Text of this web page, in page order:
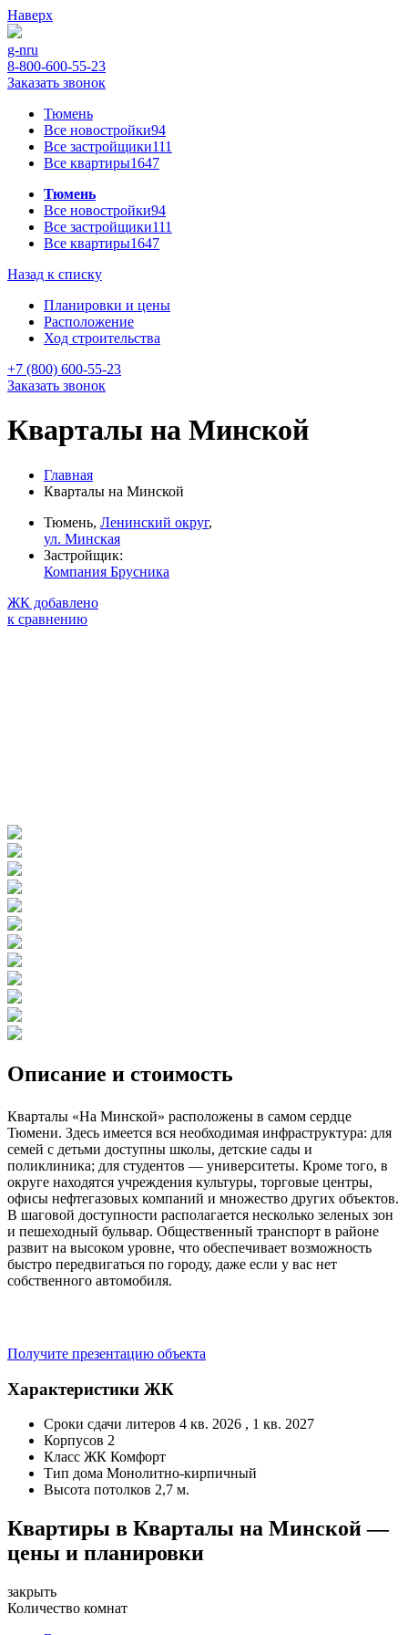
Наверх
g-nru
8-800-600-55-23
Заказать звонок
Тюмень
Все новостройки94
Все застройщики111
Все квартиры1647
Тюмень
Все новостройки94
Все застройщики111
Все квартиры1647
Назад к списку
Планировки и цены
Расположение
Ход строительства
+7 (800) 600-55-23
Заказать звонок
Кварталы на Минской
Главная
Кварталы на Минской
Тюмень, Ленинский округ,
ул. Минская
Застройщик:
Компания Брусника
ЖК добавлено
к сравнению
Описание и стоимость
Кварталы «На Минской» расположены в самом сердце
Тюмени. Здесь имеется вся необходимая инфраструктура: для
семей с детьми доступны школы, детские сады и
поликлиника; для студентов — университеты. Кроме того, в
округе находятся учреждения культуры, торговые центры,
офисы нефтегазовых компаний и множество других объектов.
В шаговой доступности располагается несколько зеленых зон
и пешеходный бульвар. Общественный транспорт в районе
развит на высоком уровне, что обеспечивает возможность
быстро передвигаться по городу, даже если у вас нет
собственного автомобиля.
Получите презентацию объекта
Характеристики ЖК
Сроки сдачи литеров 4 кв. 2026 , 1 кв. 2027
Корпусов 2
Класс ЖК Комфорт
Тип дома Монолитно-кирпичный
Высота потолков 2,7 м.
Квартиры в Кварталы на Минской —
цены и планировки
закрыть
Количество комнат